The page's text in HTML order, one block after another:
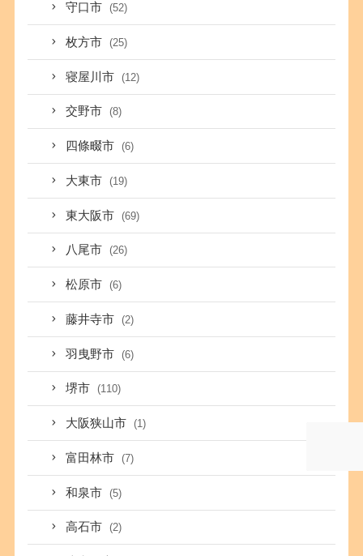
守口市 (52)
枚方市 (25)
寝屋川市 (12)
交野市 (8)
四條畷市 (6)
大東市 (19)
東大阪市 (69)
八尾市 (26)
松原市 (6)
藤井寺市 (2)
羽曳野市 (6)
堺市 (110)
大阪狭山市 (1)
富田林市 (7)
和泉市 (5)
高石市 (2)